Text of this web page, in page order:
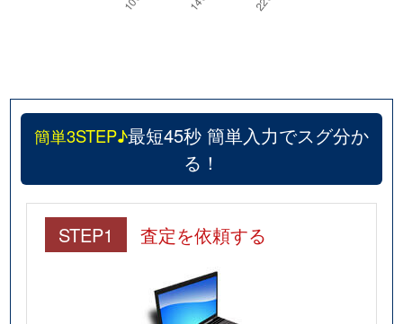
簡単3STEP♪最短45秒 簡単入力でスグ分か
る！
STEP1 査定を依頼する